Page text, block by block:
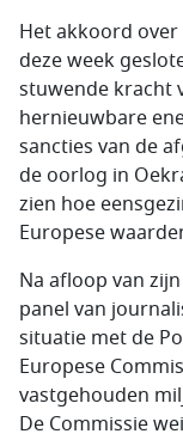
Het akkoord
deze week
stuwende kracht
hernieuwbare
sancties van de
de oorlog in
zien hoe
Europese
Na afloop van
panel van
situatie met de
Europese
vastgehouden
De Commissie